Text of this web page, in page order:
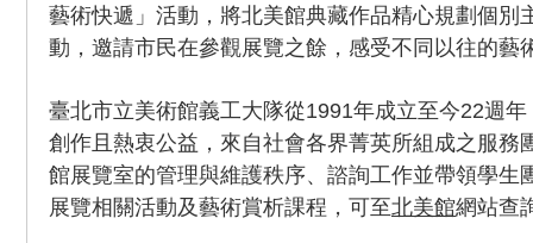
藝術快遞」活動，將北美館典藏作品精心規劃個別
動，邀請市民在參觀展覽之餘，感受不同以往的藝
臺北市立美術館義工大隊從1991年成立至今22週
創作且熱衷公益，來自社會各界菁英所組成之服務
館展覽室的管理與維護秩序、諮詢工作並帶領學生
展覽相關活動及藝術賞析課程，可至北美館網站查